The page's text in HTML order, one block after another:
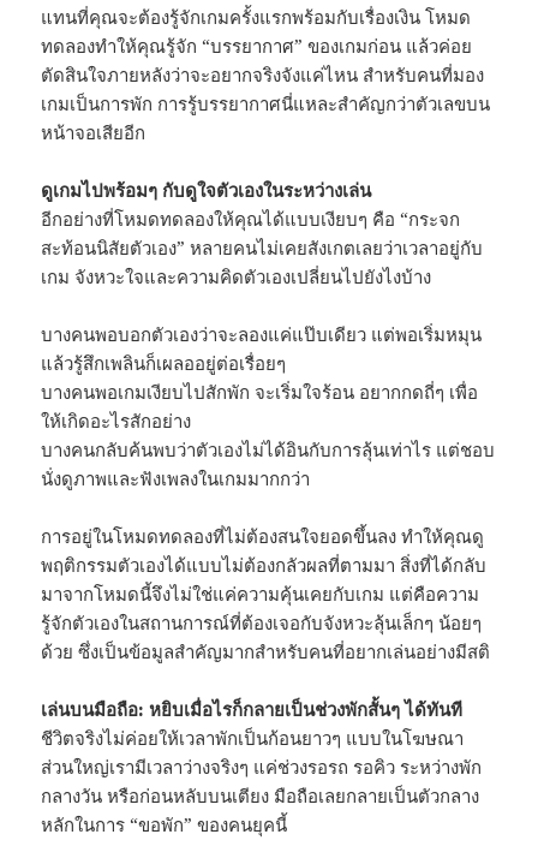
แทนที่คุณจะต้องรู้จักเกมครั้งแรกพร้อมกับเรื่องเงิน โหมด
ทดลองทำให้คุณรู้จัก “บรรยากาศ” ของเกมก่อน แล้วค่อย
ตัดสินใจภายหลังว่าจะอยากจริงจังแค่ไหน สำหรับคนที่มอง
เกมเป็นการพัก การรู้บรรยากาศนี่แหละสำคัญกว่าตัวเลขบน
หน้าจอเสียอีก
ดูเกมไปพร้อมๆ กับดูใจตัวเองในระหว่างเล่น
อีกอย่างที่โหมดทดลองให้คุณได้แบบเงียบๆ คือ “กระจก
สะท้อนนิสัยตัวเอง” หลายคนไม่เคยสังเกตเลยว่าเวลาอยู่กับ
เกม จังหวะใจและความคิดตัวเองเปลี่ยนไปยังไงบ้าง
บางคนพอบอกตัวเองว่าจะลองแค่แป๊บเดียว แต่พอเริ่มหมุน
แล้วรู้สึกเพลินก็เผลออยู่ต่อเรื่อยๆ
บางคนพอเกมเงียบไปสักพัก จะเริ่มใจร้อน อยากกดถี่ๆ เพื่อ
ให้เกิดอะไรสักอย่าง
บางคนกลับค้นพบว่าตัวเองไม่ได้อินกับการลุ้นเท่าไร แต่ชอบ
นั่งดูภาพและฟังเพลงในเกมมากกว่า
การอยู่ในโหมดทดลองที่ไม่ต้องสนใจยอดขึ้นลง ทำให้คุณดู
พฤติกรรมตัวเองได้แบบไม่ต้องกลัวผลที่ตามมา สิ่งที่ได้กลับ
มาจากโหมดนี้จึงไม่ใช่แค่ความคุ้นเคยกับเกม แต่คือความ
รู้จักตัวเองในสถานการณ์ที่ต้องเจอกับจังหวะลุ้นเล็กๆ น้อยๆ
ด้วย ซึ่งเป็นข้อมูลสำคัญมากสำหรับคนที่อยากเล่นอย่างมีสติ
เล่นบนมือถือ: หยิบเมื่อไรก็กลายเป็นช่วงพักสั้นๆ ได้ทันที
ชีวิตจริงไม่ค่อยให้เวลาพักเป็นก้อนยาวๆ แบบในโฆษณา
ส่วนใหญ่เรามีเวลาว่างจริงๆ แค่ช่วงรอรถ รอคิว ระหว่างพัก
กลางวัน หรือก่อนหลับบนเตียง มือถือเลยกลายเป็นตัวกลาง
หลักในการ “ขอพัก” ของคนยุคนี้